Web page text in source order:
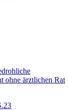
ohne ärztlichen Rat